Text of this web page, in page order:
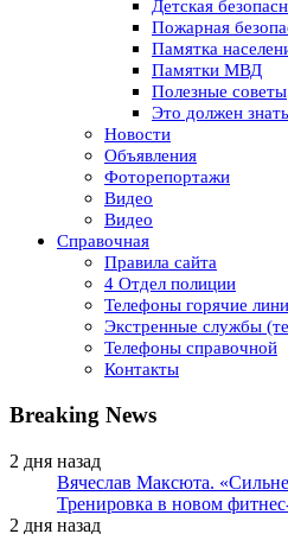
Детская
Пожарная
Памятка
Памятки МВД
Полезные советы
Это должен
Новости
Объявления
Фоторепортажи
Видео
Видео
Справочная
Правила сайта
4 Отдел полиции
Телефоны горячие
Экстренные службы
Телефоны справочной
Контакты
Breaking News
2 дня назад
Вячеслав Максюта.
Тренировка в новом
2 дня назад